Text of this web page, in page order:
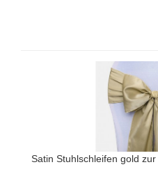
Satin Stuhlschleifen gold